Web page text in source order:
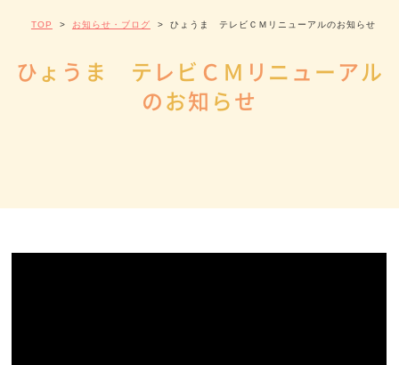
TOP > お知らせ・ブログ > ひょうま テレビＣＭリニューアルのお知らせ
ひょ う ま テ レ ビ Ｃ Ｍ リ ニューアル
のお知 らせ